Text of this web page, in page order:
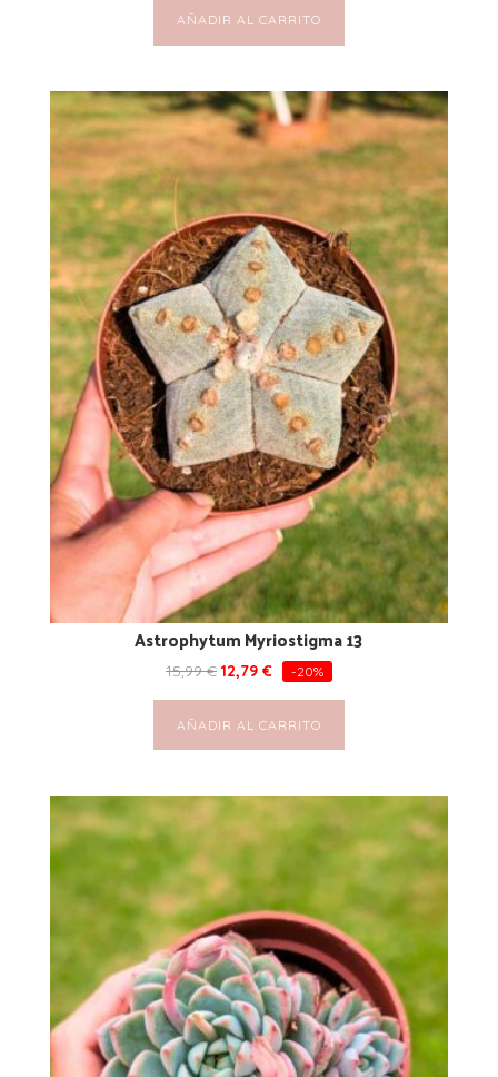
AÑADIR AL CARRITO
Astrophytum Myriostigma 13
15,99€ 12,79 € -20%
AÑADIR AL CARRITO